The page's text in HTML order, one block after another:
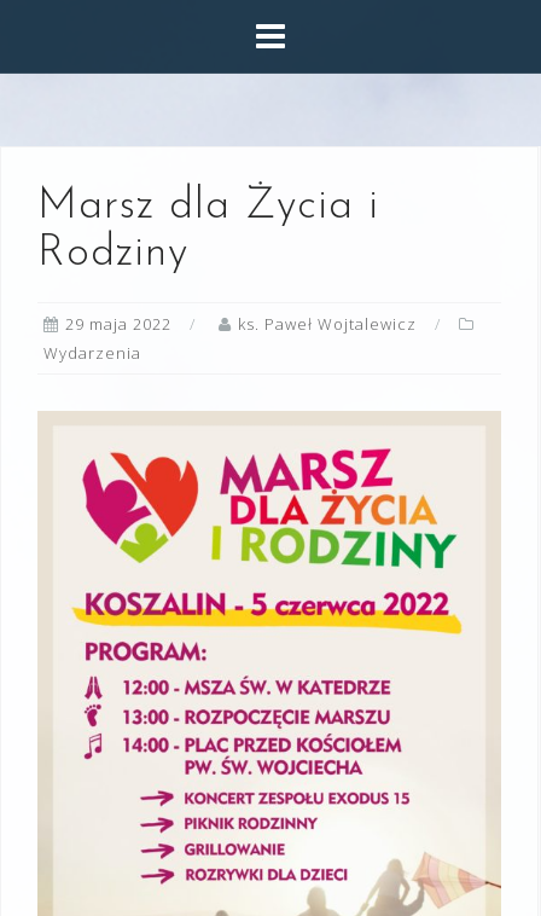
Marsz dla Życia i
Rodziny
29 maja 2022
ks. Paweł Wojtalewicz
Wydarzenia